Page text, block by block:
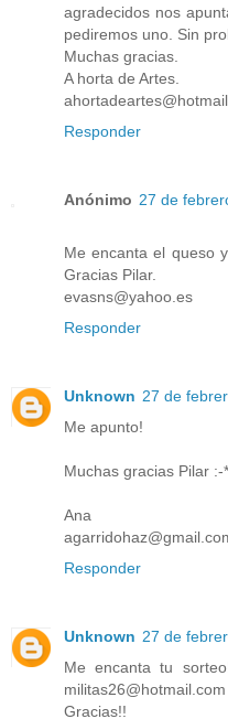
agradecidos nos
pediremos uno. Sin
Muchas gracias.
A horta de Artes.
Responder
Anónimo 27 de
Me encanta el queso
Gracias Pilar.
evasns@yahoo.es
Responder
Unknown 27 de
Me apunto!
Muchas gracias Pilar :-*
Ana
Responder
Unknown 27 de
Me encanta tu
militas26@hotmail.com
Gracias!!